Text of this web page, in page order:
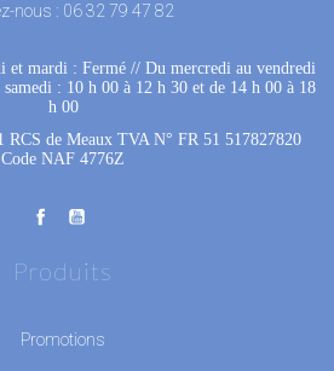
nous : 06 32 79 47 82
et mardi : Fermé // Du mercredi au vendredi
samedi : 10 h 00 à 12 h 30 et de 14 h 00 à 18
h 00
RCS de Meaux TVA N° FR 51 517827820
Code NAF 4776Z
Produits
Promotions